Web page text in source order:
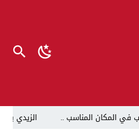
في المكان المناسب ..
الزيدي